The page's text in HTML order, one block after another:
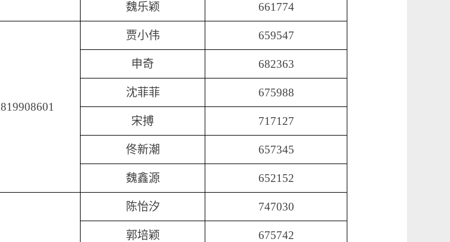
魏乐颖 661774
819908601
贾小伟 659547
申奇 682363
沈菲菲 675988
宋搏 717127
佟新潮 657345
魏鑫源 652152
陈怡汐 747030
郭培颖 675742